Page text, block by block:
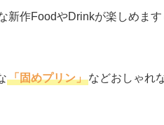
新作FoodやDrinkが楽しめま
「固めプリン」などおしゃれ